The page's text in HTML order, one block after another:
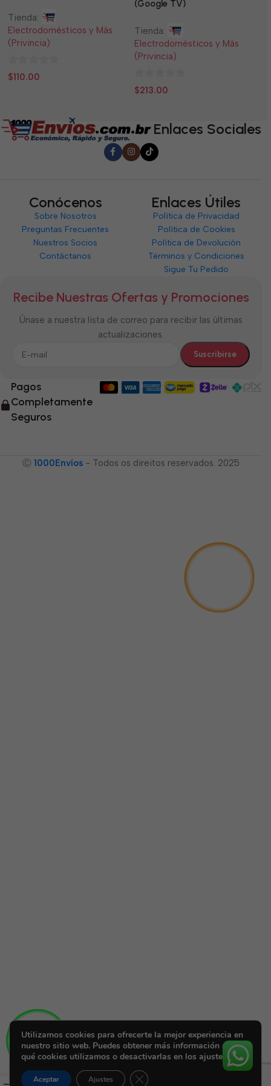
Tienda:
Electrodomésticos y Más
(Privincia)
0
$110.00
(Google TV)
Tienda:
Electrodomésticos y Más
(Privincia)
0
$213.00
Enlaces Sociales
Conócenos
Sobre Nosotros
Preguntas Frecuentes
Nuestros Socios
Contáctanos
Enlaces Útiles
Política de Privacidad
Política de Cookies
Política de Devolución
Términos y Condiciones
Sigue Tu Pedido
Recibe Nuestras Ofertas y Promociones
Únase a nuestra lista de correo para recibir las últimas
actualizaciones.
Pagos
Completamente
Seguros
Ⓒ 1000Envíos - Todos os direitos reservados. 2025
Utilizamos cookies para ofrecerte la mejor experiencia en
nuestro sitio web. Puedes obtener más información sobre
qué cookies utilizamos o desactivarlas en los ajustes.
Aceptar Ajustes Cerrar el banner de cookies RGPD